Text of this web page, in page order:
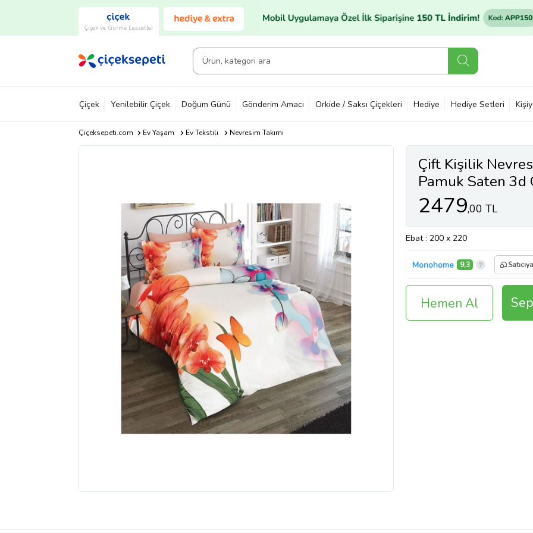
Çiçek ve Gurme Lezzetler
Çiçek Yenilebilir Çiçek Doğum Günü Gönderim Amacı Orkide / Saksı Çiçekleri Hediye Hediye Setleri
Çiçeksepeti.com Ev Yaşam Ev Tekstili Nevresim Takımı
Çift Kişilik
Pamuk Saten 3d
2479,00 TL
Ebat : 200 x 220
Monohome 9,3
Hemen Al